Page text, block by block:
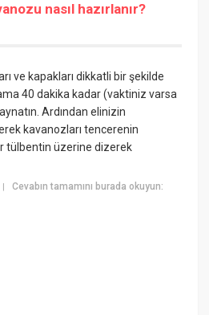
nasıl hazırlanır?
ve kapakları dikkatli bir şekilde
40 dakika kadar (vaktiniz varsa
Ardından elinizin
kavanozları tencerenin
tülbentin üzerine dizerek
|Cevabın tamamını burada okuyun: